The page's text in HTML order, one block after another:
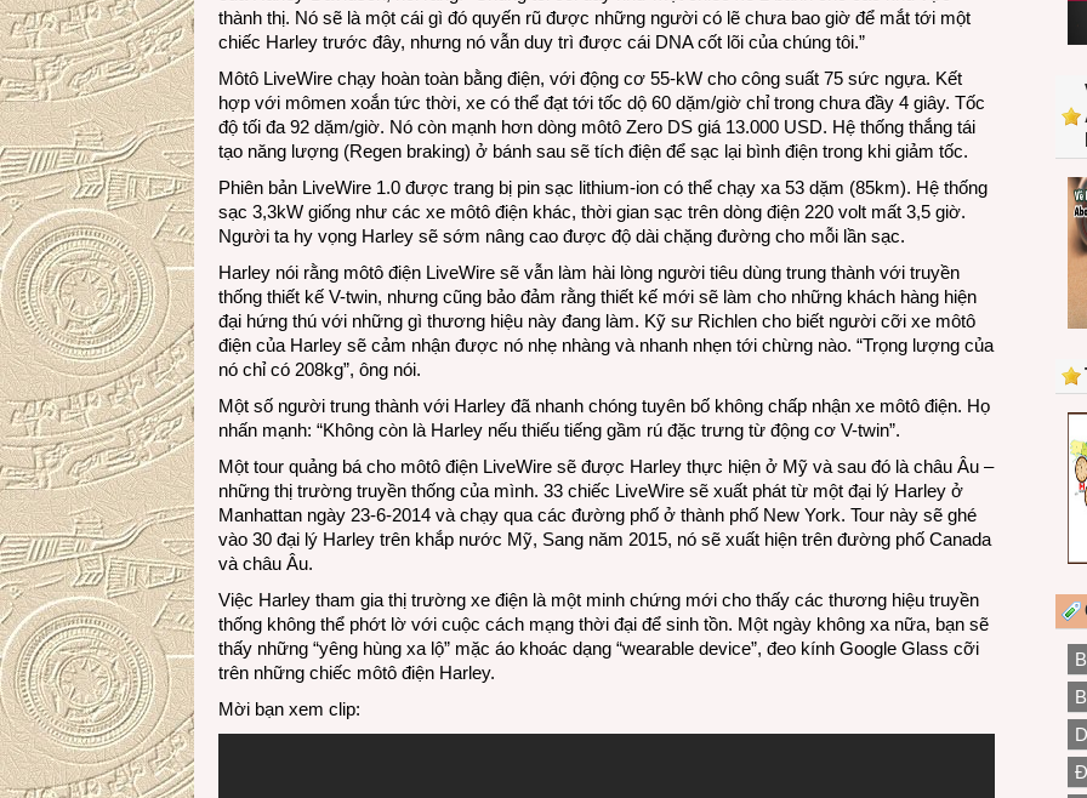
thành thị. Nó sẽ là một cái gì đó quyến rũ được những người có lẽ chưa bao giờ để mắt tới một
chiếc Harley trước đây, nhưng nó vẫn duy trì được cái DNA cốt lõi của chúng tôi.”
Môtô LiveWire chạy hoàn toàn bằng điện, với động cơ 55-kW cho công suất 75 sức ngựa. Kết
hợp với mômen xoắn tức thời, xe có thể đạt tới tốc dộ 60 dặm/giờ chỉ trong chưa đầy 4 giây. Tốc
độ tối đa 92 dặm/giờ. Nó còn mạnh hơn dòng môtô Zero DS giá 13.000 USD. Hệ thống thắng tái
tạo năng lượng (Regen braking) ở bánh sau sẽ tích điện để sạc lại bình điện trong khi giảm tốc.
Phiên bản LiveWire 1.0 được trang bị pin sạc lithium-ion có thể chạy xa 53 dặm (85km). Hệ thống
sạc 3,3kW giống như các xe môtô điện khác, thời gian sạc trên dòng điện 220 volt mất 3,5 giờ.
Người ta hy vọng Harley sẽ sớm nâng cao được độ dài chặng đường cho mỗi lần sạc.
Harley nói rằng môtô điện LiveWire sẽ vẫn làm hài lòng người tiêu dùng trung thành với truyền
thống thiết kế V-twin, nhưng cũng bảo đảm rằng thiết kế mới sẽ làm cho những khách hàng hiện
đại hứng thú với những gì thương hiệu này đang làm. Kỹ sư Richlen cho biết người cỡi xe môtô
điện của Harley sẽ cảm nhận được nó nhẹ nhàng và nhanh nhẹn tới chừng nào. “Trọng lượng của
nó chỉ có 208kg”, ông nói.
Một số người trung thành với Harley đã nhanh chóng tuyên bố không chấp nhận xe môtô điện. Họ
nhấn mạnh: “Không còn là Harley nếu thiếu tiếng gầm rú đặc trưng từ động cơ V-twin”.
Một tour quảng bá cho môtô điện LiveWire sẽ được Harley thực hiện ở Mỹ và sau đó là châu Âu –
những thị trường truyền thống của mình. 33 chiếc LiveWire sẽ xuất phát từ một đại lý Harley ở
Manhattan ngày 23-6-2014 và chạy qua các đường phố ở thành phố New York. Tour này sẽ ghé
vào 30 đại lý Harley trên khắp nước Mỹ, Sang năm 2015, nó sẽ xuất hiện trên đường phố Canada
và châu Âu.
Việc Harley tham gia thị trường xe điện là một minh chứng mới cho thấy các thương hiệu truyền
thống không thể phớt lờ với cuộc cách mạng thời đại để sinh tồn. Một ngày không xa nữa, bạn sẽ
thấy những “yêng hùng xa lộ” mặc áo khoác dạng “wearable device”, đeo kính Google Glass cỡi
trên những chiếc môtô điện Harley.
Mời bạn xem clip: